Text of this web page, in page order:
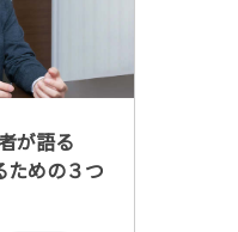
が語る
ための３つ